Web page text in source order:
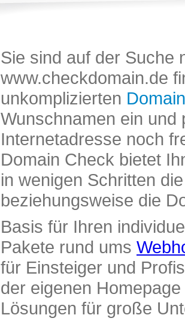
Sie sind auf der Suche
www.checkdomain.de
unkomplizierten
Wunschnamen ein und
Internetadresse noch
Domain Check bietet
in wenigen Schritten
beziehungsweise die
Basis für Ihren
Pakete rund ums
für Einsteiger und
der eigenen
Lösungen für große